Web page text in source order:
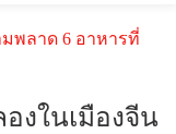
พลาด 6 อาหารที่
งในเมืองจีน